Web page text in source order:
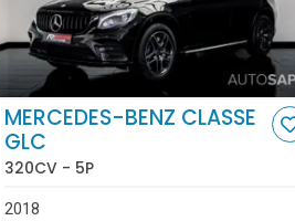
MERCEDES-BENZ CLASSE
GLC
320CV - 5P
2018